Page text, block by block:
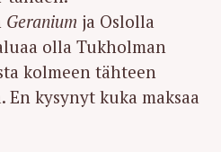
Geranium ja Oslolla
olla Tukholman
kolmeen tähteen
kysynyt kuka maksaa